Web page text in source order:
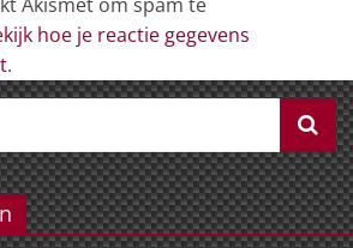
hoe je reactie gegevens
.